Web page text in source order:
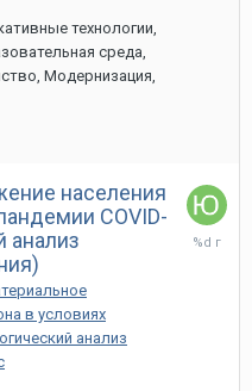
технологии,
среда,
Модернизация,
населения
COVID-
анализ
в условиях
анализ
1